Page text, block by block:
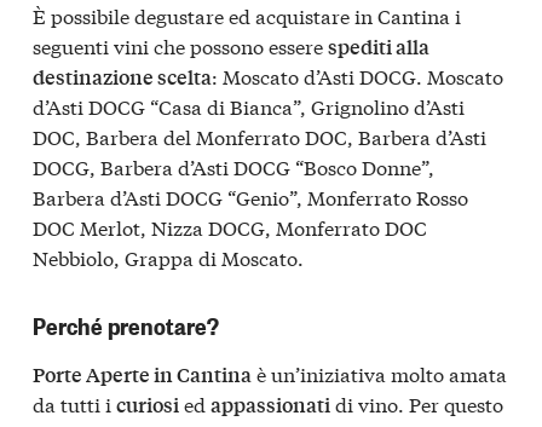
È possibile degustare ed acquistare in Cantina i
seguenti vini che possono esserespediti alla
destinazione scelta: Moscato d’Asti DOCG. Moscato
d’Asti DOCG “Casa di Bianca”, Grignolino d’Asti
DOC, Barbera del Monferrato DOC, Barbera d’Asti
DOCG, Barbera d’Asti DOCG “Bosco Donne”,
Barbera d’Asti DOCG “Genio”, Monferrato Rosso
DOC Merlot, Nizza DOCG, Monferrato DOC
Nebbiolo, Grappa di Moscato.
Perché prenotare?
Porte Aperte in Cantinaè un’iniziativa molto amata
da tutti i curiosied appassionatidi vino. Per questo